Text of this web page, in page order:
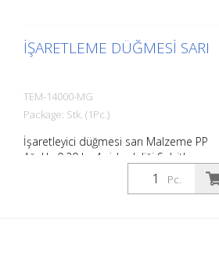
İŞARETLEME DÜĞMESI SARI
TEM-14000-MG
Package: Stk. (1Pc.)
İşaretleyici düğmesi sarı Malzeme PP
Ağırlık: 0,20 kg 4 vida deliği Sabitleme
malzemesi olmadan Otoparkların veya
park yerlerinin kolayca sınırlandırılması
Pc.